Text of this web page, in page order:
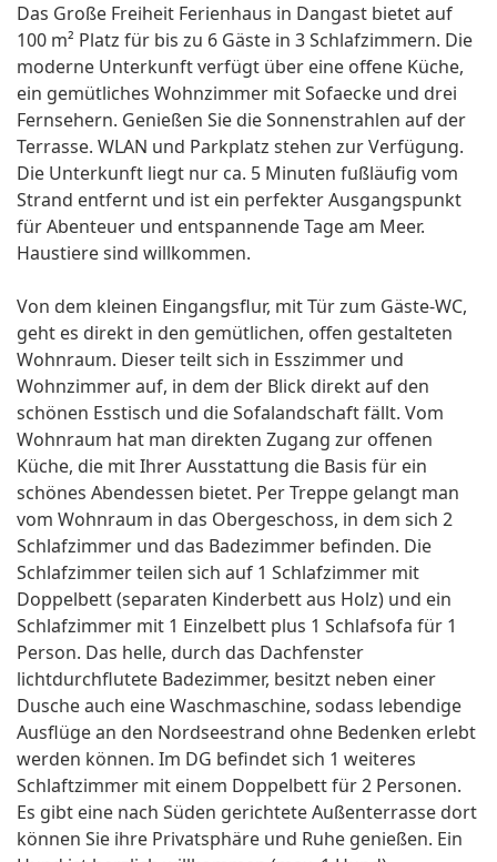
Das Große Freiheit Ferienhaus in Dangast bietet auf
100 m² Platz für bis zu 6 Gäste in 3 Schlafzimmern. Die
moderne Unterkunft verfügt über eine offene Küche,
ein gemütliches Wohnzimmer mit Sofaecke und drei
Fernsehern. Genießen Sie die Sonnenstrahlen auf der
Terrasse. WLAN und Parkplatz stehen zur Verfügung.
Die Unterkunft liegt nur ca. 5 Minuten fußläufig vom
Strand entfernt und ist ein perfekter Ausgangspunkt
für Abenteuer und entspannende Tage am Meer.
Haustiere sind willkommen.
Von dem kleinen Eingangsflur, mit Tür zum Gäste-WC,
geht es direkt in den gemütlichen, offen gestalteten
Wohnraum. Dieser teilt sich in Esszimmer und
Wohnzimmer auf, in dem der Blick direkt auf den
schönen Esstisch und die Sofalandschaft fällt. Vom
Wohnraum hat man direkten Zugang zur offenen
Küche, die mit Ihrer Ausstattung die Basis für ein
schönes Abendessen bietet. Per Treppe gelangt man
vom Wohnraum in das Obergeschoss, in dem sich 2
Schlafzimmer und das Badezimmer befinden. Die
Schlafzimmer teilen sich auf 1 Schlafzimmer mit
Doppelbett (separaten Kinderbett aus Holz) und ein
Schlafzimmer mit 1 Einzelbett plus 1 Schlafsofa für 1
Person. Das helle, durch das Dachfenster
lichtdurchflutete Badezimmer, besitzt neben einer
Dusche auch eine Waschmaschine, sodass lebendige
Ausflüge an den Nordseestrand ohne Bedenken erlebt
werden können. Im DG befindet sich 1 weiteres
Schlaftzimmer mit einem Doppelbett für 2 Personen.
Es gibt eine nach Süden gerichtete Außenterrasse dort
können Sie ihre Privatsphäre und Ruhe genießen. Ein